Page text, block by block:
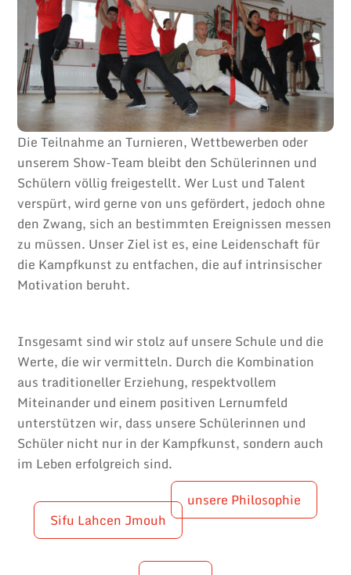
Die Teilnahme an Turnieren, Wettbewerben oder
unserem Show-Team bleibt den Schülerinnen und
Schülern völlig freigestellt. Wer Lust und Talent
verspürt, wird gerne von uns gefördert, jedoch ohne
den Zwang, sich an bestimmten Ereignissen messen
zu müssen. Unser Ziel ist es, eine Leidenschaft für
die Kampfkunst zu entfachen, die auf intrinsischer
Motivation beruht.
Insgesamt sind wir stolz auf unsere Schule und die
Werte, die wir vermitteln. Durch die Kombination
aus traditioneller Erziehung, respektvollem
Miteinander und einem positiven Lernumfeld
unterstützen wir, dass unsere Schülerinnen und
Schüler nicht nur in der Kampfkunst, sondern auch
im Leben erfolgreich sind.
unsere Philosophie
Sifu Lahcen Jmouh